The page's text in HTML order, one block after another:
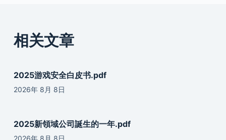
相关文章
2025游戏安全白皮书.pdf
2026年 8月 8日
2025新領域公司誕生的一年.pdf
2026年 8月 8日